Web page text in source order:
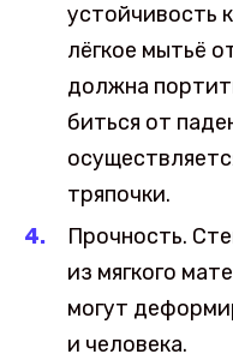
устойчивость
лёгкое мытьё
должна
биться от
тряпочки.
Прочность.
из мягкого
могут
и человека.